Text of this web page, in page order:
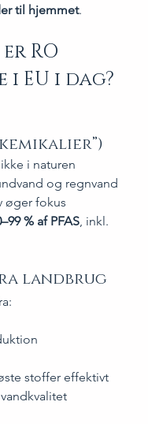
til hjemmet.
RO
EU i dag?
i naturen
og regnvand
øger fokus
% af PFAS, inkl.
landbrug
stoffer effektivt